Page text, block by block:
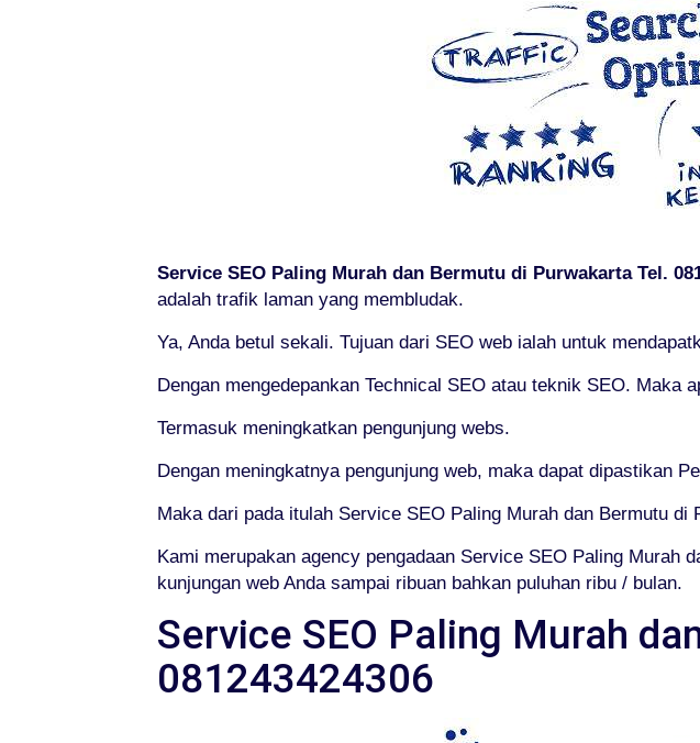
Service SEO Paling Murah dan Bermutu di Purwakarta Tel.
adalah trafik laman yang membludak.
Ya, Anda betul sekali. Tujuan dari SEO web ialah untuk
Dengan mengedepankan Technical SEO atau teknik SEO. Maka
Termasuk meningkatkan pengunjung webs.
Dengan meningkatnya pengunjung web, maka dapat dipastikan
Maka dari pada itulah Service SEO Paling Murah dan Bermutu di
Kami merupakan agency pengadaan Service SEO Paling Murah
kunjungan web Anda sampai ribuan bahkan puluhan ribu / bulan.
Service SEO Paling Murah
081243424306